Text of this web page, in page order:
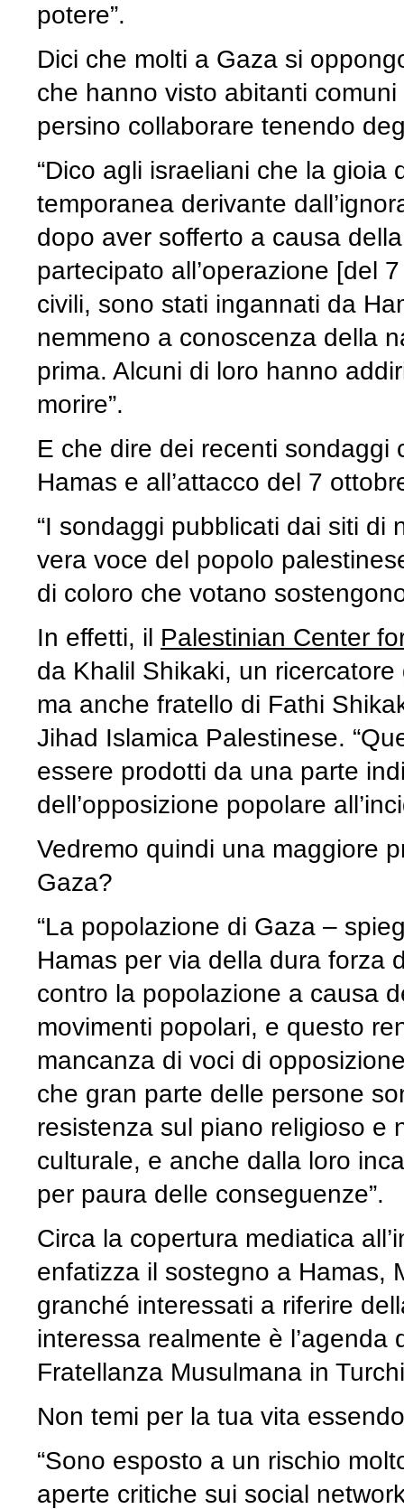
potere”.
Dici che molti a Gaza si
che hanno visto abitanti
persino collaborare tenendo
“Dico agli israeliani che la
temporanea derivante
dopo aver sofferto a causa
partecipato all’operazione [del
civili, sono stati ingannati da
nemmeno a conoscenza della
prima. Alcuni di loro hanno
morire”.
E che dire dei recenti
Hamas e all’attacco del 7
“I sondaggi pubblicati dai siti di
vera voce del popolo
di coloro che votano
In effetti, il Palestinian Center
da Khalil Shikaki, un
ma anche fratello di Fathi
Jihad Islamica Palestinese.
essere prodotti da una parte
dell’opposizione popolare
Vedremo quindi una maggiore
Gaza?
“La popolazione di Gaza –
Hamas per via della dura forza
contro la popolazione a causa
movimenti popolari, e questo
mancanza di voci di
che gran parte delle persone
resistenza sul piano religioso e
culturale, e anche dalla loro
per paura delle conseguenze”.
Circa la copertura mediatica
enfatizza il sostegno a Hamas,
granché interessati a riferire
interessa realmente è l’agenda
Fratellanza Musulmana in
Non temi per la tua vita
“Sono esposto a un rischio
aperte critiche sui social